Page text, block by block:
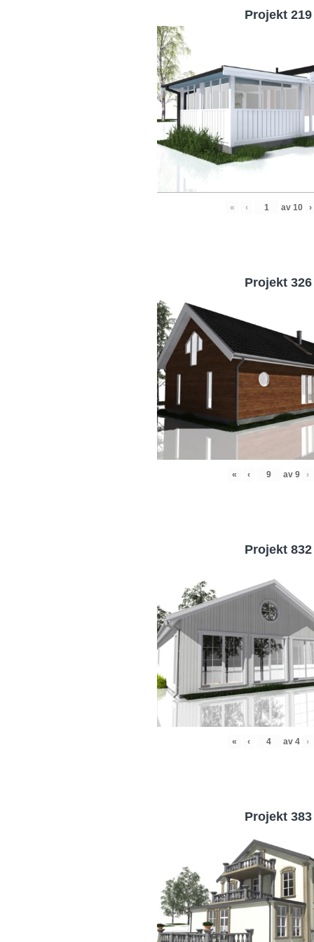
Projekt 219
« ‹ av 10 ›
Projekt 326
« ‹ av 9 ›
Projekt 832
« ‹ av 4 ›
Projekt 383